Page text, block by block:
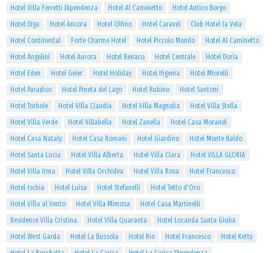
Hotel Villa Ferretti Dipendenza Hotel Al Caminetto
Hotel Antico Borgo
Hotel Diga
Hotel Ancora Hotel Olfino Hotel Caravel
Club Hotel la Vela
Hotel Continental
Forte Charme Hotel Hotel Piccolo Mondo
Hotel Al Caminetto
Hotel Angelini
Hotel Aurora Hotel Benaco Hotel Centrale
Hotel Doria
Hotel Eden
Hotel Geier Hotel Holiday Hotel Ifigenia
Hotel Miorelli
Hotel Paradiso
Hotel Pineta del Lago Hotel Rubino
Hotel Santoni
Hotel Torbole
Hotel Villa Claudia Hotel Villa Magnolia
Hotel Villa Stella
Hotel Villa Verde
Hotel Villabella Hotel Zanella
Hotel Casa Morandi
Hotel Casa Nataly
Hotel Casa Romani Hotel Giardino
Hotel Monte Baldo
Hotel Santa Lucia
Hotel Villa Alberta Hotel Villa Clara
Hotel VILLA GLORIA
Hotel Villa Irma
Hotel Villa Orchidea Hotel Villa Rosa
Hotel Francesco
Hotel Ischia
Hotel Luisa Hotel Stefanelli
Hotel Tetto d'Oro
Hotel Villa al Vento
Hotel Villa Mimosa
Hotel Casa Martinelli
Residence Villa Cristina
Hotel Villa Quaranta
Hotel Locanda Santa Giulia
Hotel West Garda
Hotel La Bussola Hotel Rio Hotel Francesco
Hotel Ketty